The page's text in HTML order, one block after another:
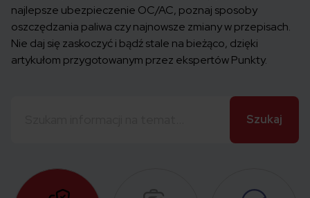
najlepsze ubezpieczenie OC/AC, poznaj sposoby
oszczędzania paliwa czy najnowsze zmiany w przepisach.
Nie daj się zaskoczyć i bądź stale na bieżąco, dzięki
artykułom przygotowanym przez ekspertów Punkty.